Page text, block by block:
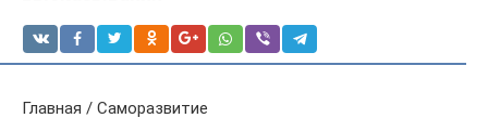
Главная / Саморазвитие